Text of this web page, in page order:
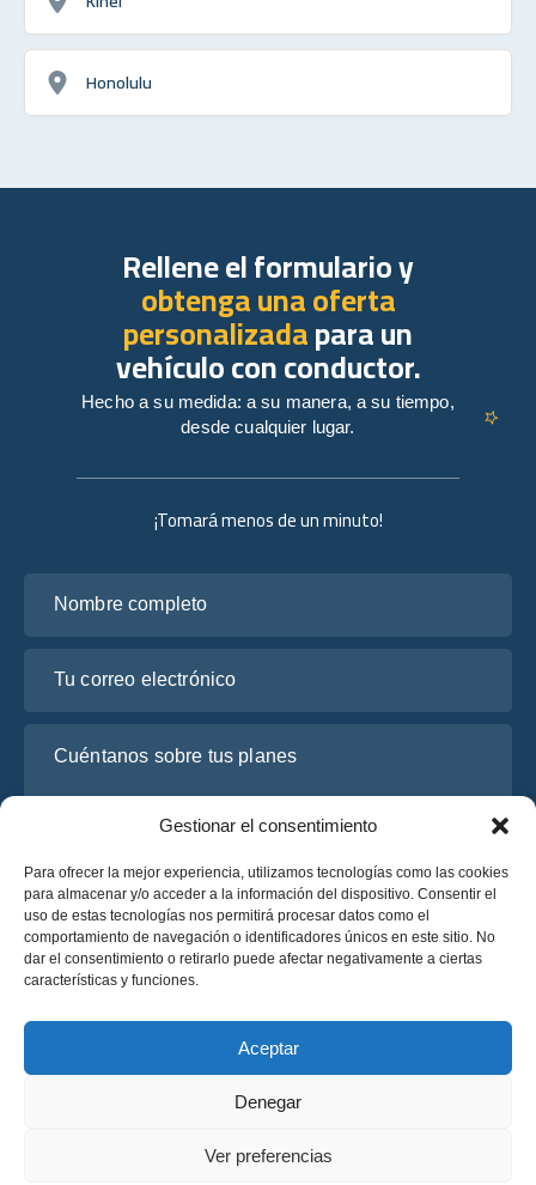
Gestionar el consentimiento
Para ofrecer la mejor experiencia, utilizamos tecnologías como las cookies
para almacenar y/o acceder a la información del dispositivo. Consentir el
uso de estas tecnologías nos permitirá procesar datos como el
comportamiento de navegación o identificadores únicos en este sitio. No
dar el consentimiento o retirarlo puede afectar negativamente a ciertas
características y funciones.
Aceptar
Denegar
Ver preferencias
Honolulu
¡Tomará menos de un minuto!
He leído y acepto la
Solicite un presupuesto
Solicite un presupuesto
Rellene el formulario y
obtenga una oferta
personalizadapara un
vehículo con conductor.
Hecho a su medida: a su manera, a su tiempo,
desde cualquier lugar.